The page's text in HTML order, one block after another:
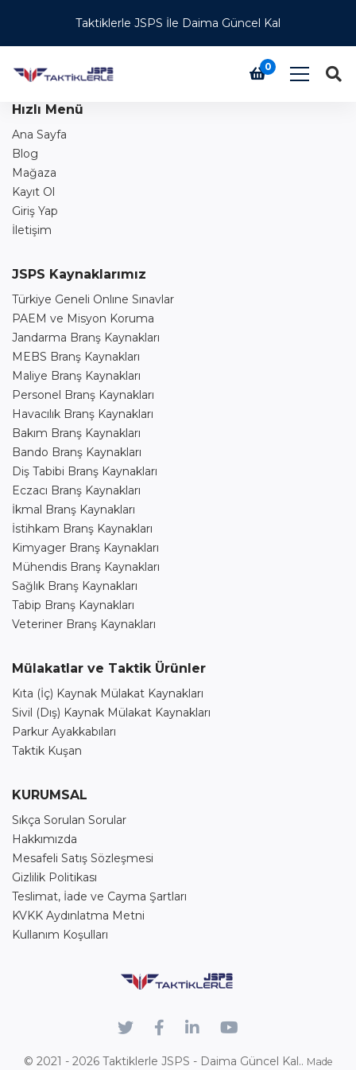
Taktiklerle JSPS İle Daima Güncel Kal
0
Hızlı Menü
Ana Sayfa
Blog
Mağaza
Kayıt Ol
Giriş Yap
İletişim
JSPS Kaynaklarımız
Türkiye Geneli Onlıne Sınavlar
PAEM ve Misyon Koruma
Jandarma Branş Kaynakları
MEBS Branş Kaynakları
Maliye Branş Kaynakları
Personel Branş Kaynakları
Havacılık Branş Kaynakları
Bakım Branş Kaynakları
Bando Branş Kaynakları
Diş Tabibi Branş Kaynakları
Eczacı Branş Kaynakları
İkmal Branş Kaynakları
İstihkam Branş Kaynakları
Kimyager Branş Kaynakları
Mühendis Branş Kaynakları
Sağlık Branş Kaynakları
Tabip Branş Kaynakları
Veteriner Branş Kaynakları
Mülakatlar ve Taktik Ürünler
Kıta (İç) Kaynak Mülakat Kaynakları
Sivil (Dış) Kaynak Mülakat Kaynakları
Parkur Ayakkabıları
Taktik Kuşan
KURUMSAL
Sıkça Sorulan Sorular
Hakkımızda
Mesafeli Satış Sözleşmesi
Gizlilik Politikası
Teslimat, İade ve Cayma Şartları
KVKK Aydınlatma Metni
Kullanım Koşulları
© 2021 - 2026 Taktiklerle JSPS - Daima Güncel Kal.. Made